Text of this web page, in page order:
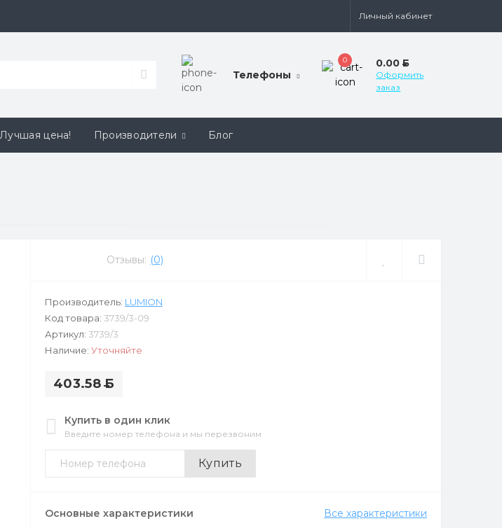
Личный кабинет
Телефоны
0 0.00Б
Оформить
заказ
Лучшая цена! Производители Блог
Отзывы: (0)
Производитель: LUMION
Код товара: 3739/3-09
Артикул: 3739/3
Наличие: Уточняйте
403.58Б
Купить в один клик
Введите номер телефона и мы перезвоним
Купить
Основные характеристики Все характеристики